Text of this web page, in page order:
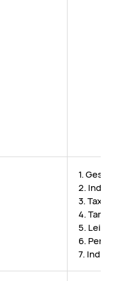
1.
2.
3. Taxa
4.
5.
6.
7.